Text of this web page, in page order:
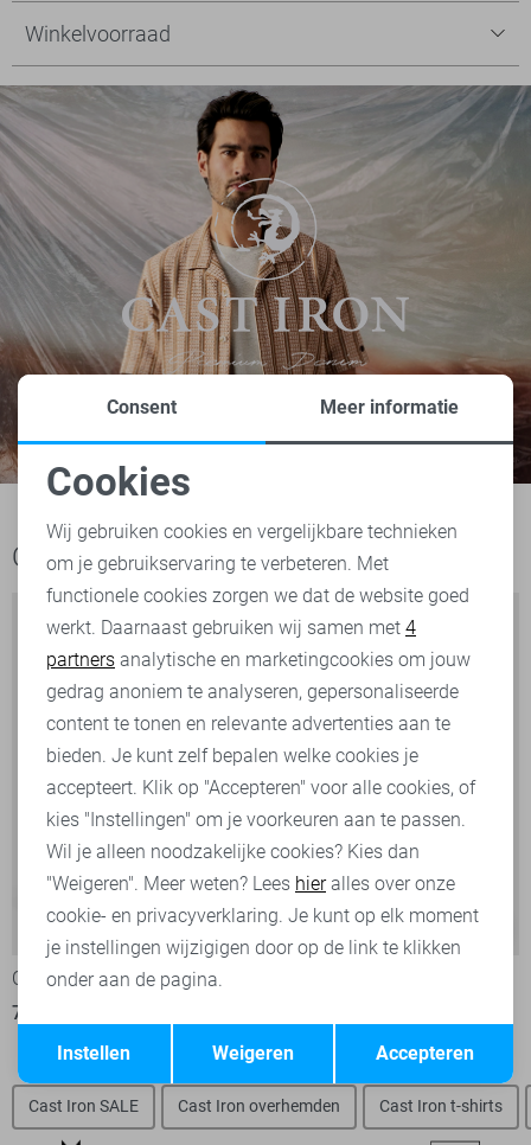
Winkelvoorraad
Ook het bekijken waard
-30%
Cast Iron Korte broek
70,00
-30%
Cast Iron SALE Cast Iron overhemden Cast Iron t-shirts
Noodzakelijke cookies
Personalisatie cookies
Analytische cookies
Marketing cookies
Terug Opslaan
Consent Meer informatie
Cookies
Wij gebruiken cookies en vergelijkbare technieken
om je gebruikservaring te verbeteren. Met
functionele cookies zorgen we dat de website goed
werkt. Daarnaast gebruiken wij samen met 4
partners analytische en marketingcookies om jouw
gedrag anoniem te analyseren, gepersonaliseerde
content te tonen en relevante advertenties aan te
bieden. Je kunt zelf bepalen welke cookies je
accepteert. Klik op "Accepteren" voor alle cookies, of
kies "Instellingen" om je voorkeuren aan te passen.
Wil je alleen noodzakelijke cookies? Kies dan
"Weigeren". Meer weten? Lees hieralles over onze
cookie- en privacyverklaring. Je kunt op elk moment
je instellingen wijzigigen door op de link te klikken
onder aan de pagina.
Accepteren
Weigeren
Instellen